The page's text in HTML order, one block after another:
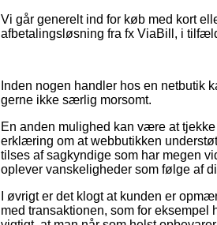
Vi går generelt ind for køb med kort
afbetalingsløsning fra fx ViaBill, i
Inden nogen handler hos en netbutik
gerne ikke særlig morsomt.
En anden mulighed kan være at
erklæring om at webbutikken
tilses af sagkyndige som har megen
oplever vanskeligheder som følge af
I øvrigt er det klogt at kunden er
med transaktionen, som for eksempel